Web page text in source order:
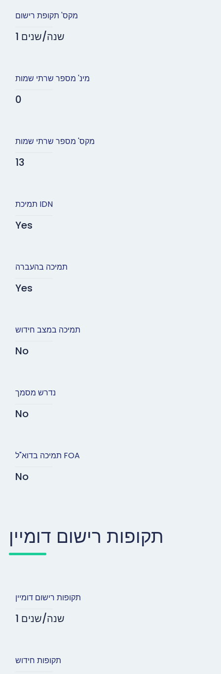
מקס' תקופת רישום
1 שנה/שנים
מינ' מספר שרתי שמות
0
מקס' מספר שרתי שמות
13
תמיכת IDN
Yes
תמיכה בהעברה
Yes
תמיכה במצב חידוש
No
נדרש מסמך
No
תמיכה בדוא"ל FOA
No
תקופות רישום דומיין
תקופות רישום דומיין
1 שנה/שנים
תקופות חידוש